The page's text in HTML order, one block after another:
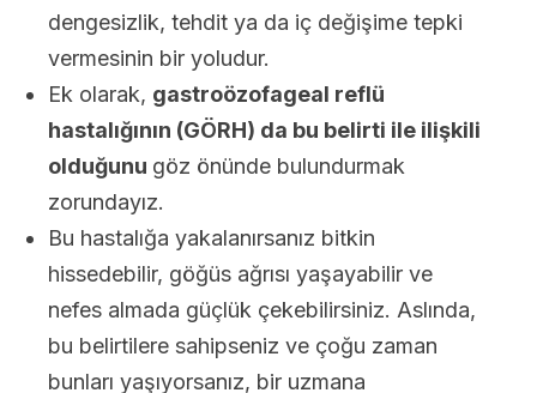
dengesizlik, tehdit ya da iç değişime tepki
vermesinin bir yoludur.
Ek olarak, gastroözofageal reflü
hastalığının (GÖRH) da bu belirti ile ilişkili
olduğunu göz önünde bulundurmak
zorundayız.
Bu hastalığa yakalanırsanız bitkin
hissedebilir, göğüs ağrısı yaşayabilir ve
nefes almada güçlük çekebilirsiniz. Aslında,
bu belirtilere sahipseniz ve çoğu zaman
bunları yaşıyorsanız, bir uzmana